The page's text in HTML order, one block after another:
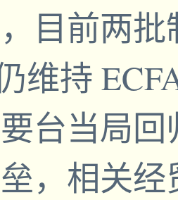
目前两
维持
台当局
，相关